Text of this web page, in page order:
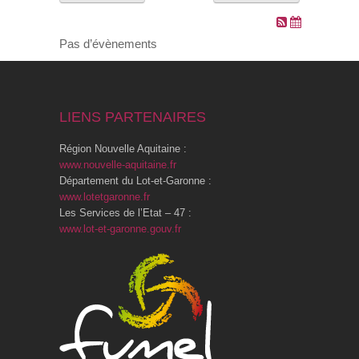
SOCIAL
SPORTS ET LOISIRS
CULTURE ET PATRIMOINE
RENDEZ-VOUS EN LIGNE
Pas d’évènements
LIENS PARTENAIRES
Région Nouvelle Aquitaine :
www.nouvelle-aquitaine.fr
Département du Lot-et-Garonne :
www.lotetgaronne.fr
Les Services de l’Etat – 47 :
www.lot-et-garonne.gouv.fr